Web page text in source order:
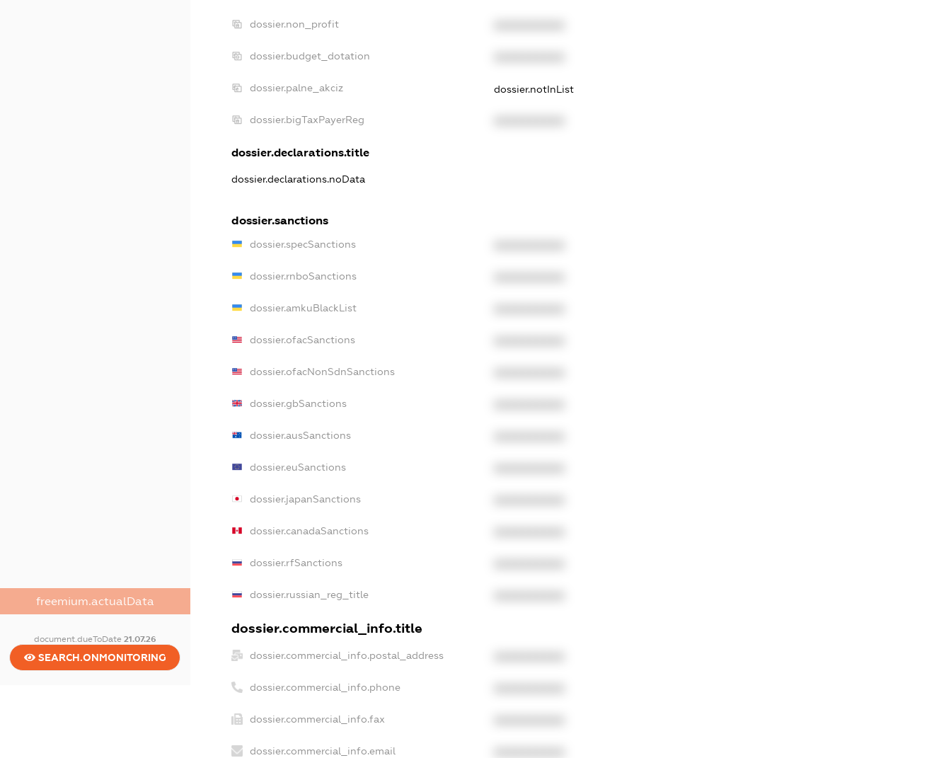
freemium.actualData
document.dueToDate 21.07.26
SEARCH.ONMONITORING
dossier.non_profit
dossier.budget_dotation
dossier.palne_akciz dossier.notInList
dossier.bigTaxPayerReg
dossier.declarations.title
dossier.declarations.noData
dossier.sanctions
dossier.specSanctions
dossier.rnboSanctions
dossier.amkuBlackList
dossier.ofacSanctions
dossier.ofacNonSdnSanctions
dossier.gbSanctions
dossier.ausSanctions
dossier.euSanctions
dossier.japanSanctions
dossier.canadaSanctions
dossier.rfSanctions
dossier.russian_reg_title
dossier.commercial_info.title
dossier.commercial_info.postal_address
dossier.commercial_info.phone
dossier.commercial_info.fax
dossier.commercial_info.email